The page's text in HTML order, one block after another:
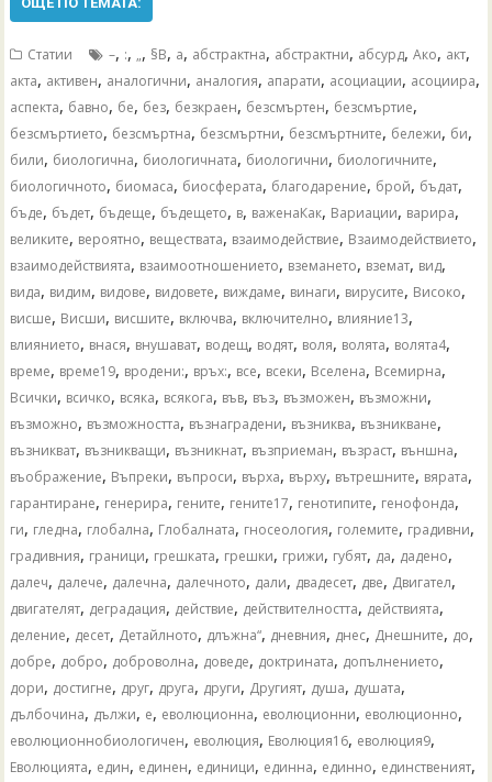
Статии –, :, „, §В, а, абстрактна, абстрактни, абсурд,Ако, акт,
акта, активен, аналогични, аналогия, апарати, асоциации, асоциира,
аспекта, бавно, бе, без, безкраен, безсмъртен, безсмъртие,
безсмъртието, безсмъртна, безсмъртни, безсмъртните, бележи, би,
били, биологична, биологичната, биологични, биологичните,
биологичното, биомаса, биосферата, благодарение, брой, бъдат,
бъде, бъдет, бъдеще, бъдещето, в, важенаКак, Вариации, варира,
великите, вероятно, веществата, взаимодействие, Взаимодействието,
взаимодействията, взаимоотношението, вземането, вземат, вид,
вида, видим, видове, видовете, виждаме, винаги, вирусите, Високо,
висше, Висши, висшите, включва, включително, влияние13,
влиянието, внася, внушават, водещ, водят, воля, волята, волята4,
време, време19, вродени:, връх:, все, всеки, Вселена, Всемирна,
Всички, всичко, всяка, всякога, във, въз, възможен, възможни,
възможно, възможността, възнаградени, възниква, възникване,
възникват, възникващи, възникнат, възприеман, възраст, външна,
въображение, Въпреки, въпроси, върха, върху, вътрешните, вярата,
гарантиране, генерира, гените, гените17, генотипите, генофонда,
ги, гледна, глобална, Глобалната, гносеология, големите, градивни,
градивния, граници, грешката, грешки, грижи, губят, да, дадено,
далеч, далече, далечна, далечното, дали, двадесет, две, Двигател,
двигателят, деградация, действие, действителността, действията,
деление, десет, Детайлното, длъжна“, дневния, днес, Днешните, до,
добре, добро, доброволна, доведе, доктрината, допълнението,
дори, достигне, друг, друга, други, Другият, душа, душата,
дълбочина, дължи, е, еволюционна, еволюционни, еволюционно,
еволюционнобиологичен, еволюция, Еволюция16, еволюция9,
Еволюцията, един, единен, единици, единна, единно, единственият,